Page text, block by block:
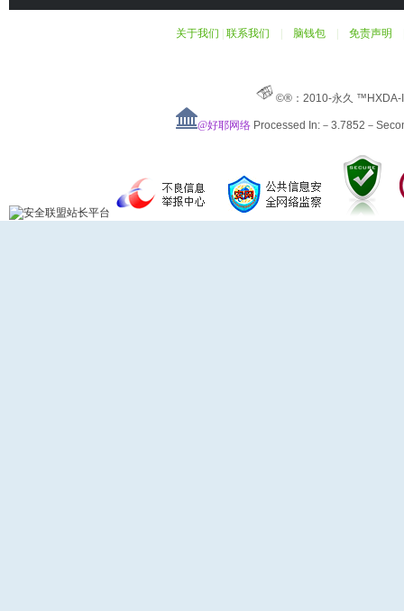
关于我们 联系我们 脑钱包 免责声明
©®：2010-永久
@好耶网络 Processed In:－3.7852－